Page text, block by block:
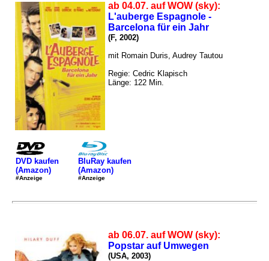
ab 04.07. auf WOW (sky):
L'auberge Espagnole -
Barcelona für ein Jahr
(F, 2002)
mit Romain Duris, Audrey Tautou
Regie: Cedric Klapisch
Länge: 122 Min.
DVD kaufen
(Amazon)
#Anzeige
BluRay kaufen
(Amazon)
#Anzeige
ab 06.07. auf WOW (sky):
Popstar auf Umwegen
(USA, 2003)